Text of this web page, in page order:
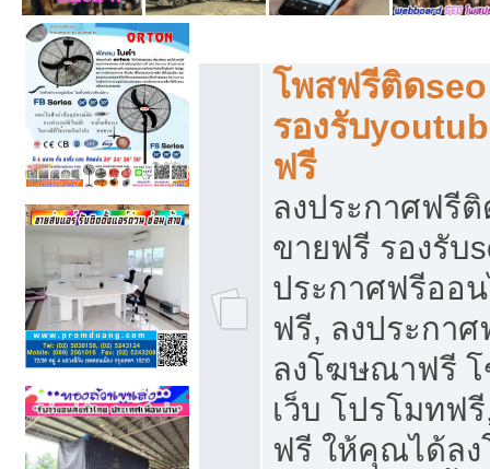
โพสฟรีติด
รองรับ
ฟรี
ลงประกาศฟรีติ
ขายฟรี รองรับ
ประกาศฟรีออ
ฟรี, ลงประกา
ลงโฆษณาฟรี
เว็บ โปรโมทฟ
ฟรี ให้คุณได้ล